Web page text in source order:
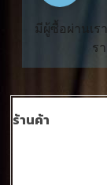
มีผู้ซื้อผ่านเร
ร
ร้านค้า